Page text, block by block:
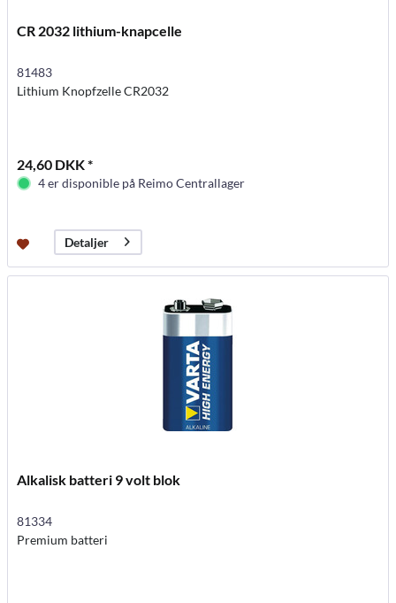
CR 2032 lithium-knapcelle
81483
Lithium Knopfzelle CR2032
24,60 DKK *
4 er disponible på Reimo Centrallager
Detaljer
Alkalisk batteri 9 volt blok
81334
Premium batteri